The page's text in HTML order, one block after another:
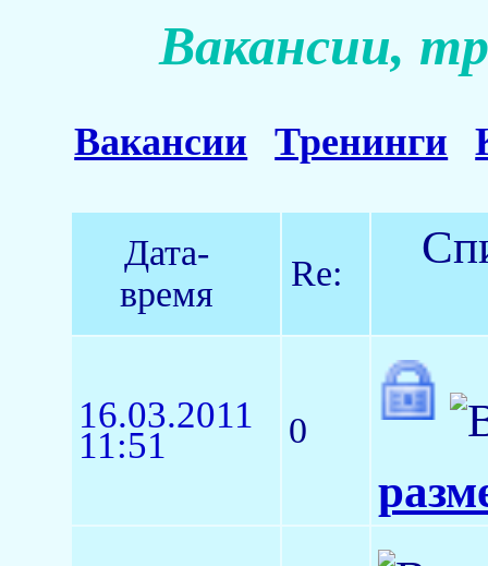
Вакансии,
Вакансии Тренинги
Дата-
время
Re:
16.03.2011
11:51 0